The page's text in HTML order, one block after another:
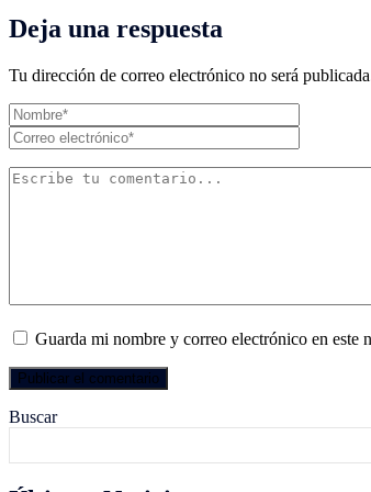
Deja una respuesta
Tu dirección de correo electrónico no será
Guarda mi nombre y correo electrónico en este
Buscar